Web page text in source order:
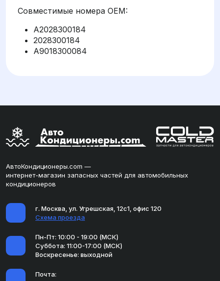
Совместимые номера OEM:
A2028300184
2028300184
A9018300084
АвтоКондиционеры.com —
интернет-магазин запасных частей для автомобильных
кондиционеров
г. Москва, ул. Угрешская, 12с1, офис 120
Схема проезда
Пн-Пт: 10:00 - 19:00 (МСК)
Суббота: 11:00-17:00 (МСК)
Воскресенье: выходной
Почта: